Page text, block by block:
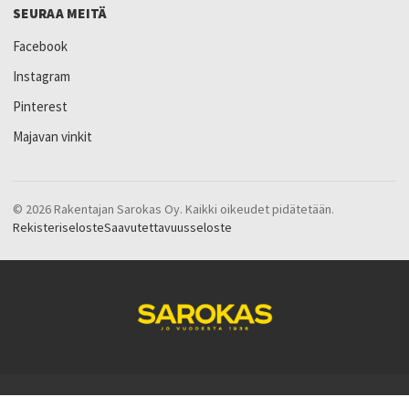
SEURAA MEITÄ
Facebook
Instagram
Pinterest
Majavan vinkit
© 2026 Rakentajan Sarokas Oy. Kaikki oikeudet pidätetään.
RekisteriselosteSaavutettavuusseloste